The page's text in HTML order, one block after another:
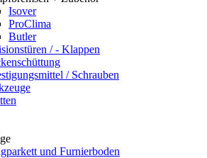
Isover
ProClima
Butler
/ - Klappen
/ Schrauben
und Furnierboden